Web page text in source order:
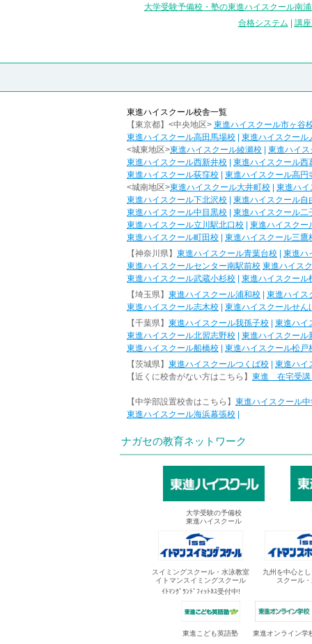
大学受験予備校・塾の東進ハイスクール南
合格システム
講
東進ハイスクール校舎一覧
【東京都】<中央地区> 東進ハイスクール市ヶ谷
東進ハイスクール高田馬場校
東進ハイスクール
<城東地区>東進ハイスクール綾瀬校
東進ハイ
東進ハイスクール西新井校
東進ハイスクール西
東進ハイスクール荻窪校
東進ハイスクール高円
<城南地区>東進ハイスクール大井町校
東進ハイ
東進ハイスクール下北沢校
東進ハイスクール自
東進ハイスクール中目黒校
東進ハイスクール二
東進ハイスクール立川駅北口校
東進ハイスクー
東進ハイスクール町田校
東進ハイスクール三鷹
【神奈川県】 東進ハイスクール青葉台校
東進ハ
東進ハイスクールセンター南駅前校 東進ハイス
東進ハイスクール武蔵小杉校
東進ハイスクール
【埼玉県】 東進ハイスクール浦和校
東進ハイス
東進ハイスクール志木校
東進ハイスクールせん
【千葉県】 東進ハイスクール我孫子校
東進ハイ
東進ハイスクール北習志野校
東進ハイスクール
東進ハイスクール船橋校
東進ハイスクール松戸
【茨城県】 東進ハイスクールつくば校
東進ハイ
【近くに校舎がない方はこちら】 東進 在宅受講
【中学部設置校舎はこちら】 東進ハイスクール
東進ハイスクール海浜幕張校
ナガセの教育ネットワーク
大学受験の予備校
東進ハイスクール
スイミングスクール・水泳教室
イトマンスイミングスクール
ｲﾄﾏﾝｸﾞﾗﾝﾄﾞﾌｨｯﾄﾈｽ受付中!
九州を中心と
スクール
東進こども英語塾 東進オンライン学